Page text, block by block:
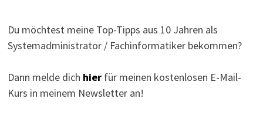
Du möchtest meine Top-Tipps aus 10 Jahren als
Systemadministrator / Fachinformatiker bekommen?
Dann melde dich hierfür meinen kostenlosen E-Mail-
Kurs in meinem Newsletter an!